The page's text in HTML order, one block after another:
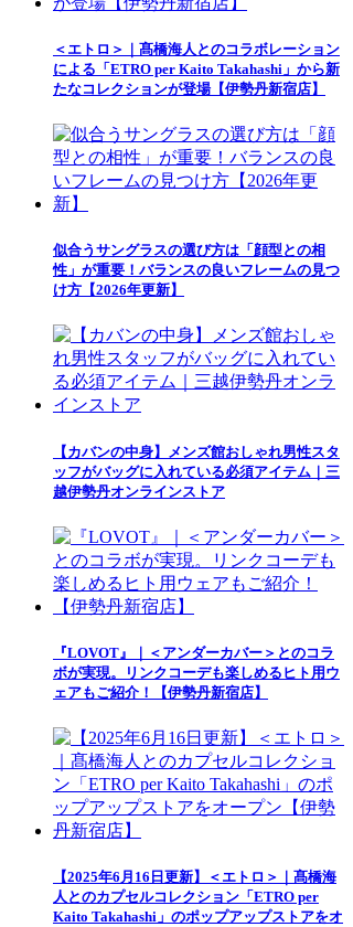
＜エトロ＞｜髙橋海人とのコラボレーション
による「ETRO per Kaito Takahashi」から新
たなコレクションが登場【伊勢丹新宿店】
似合うサングラスの選び方は「顔型との相
性」が重要！バランスの良いフレームの見つ
け方【2026年更新】
【カバンの中身】メンズ館おしゃれ男性スタ
ッフがバッグに入れている必須アイテム｜三
越伊勢丹オンラインストア
『LOVOT』｜＜アンダーカバー＞とのコラ
ボが実現。リンクコーデも楽しめるヒト用ウ
ェアもご紹介！【伊勢丹新宿店】
【2025年6月16日更新】＜エトロ＞｜髙橋海
人とのカプセルコレクション「ETRO per
Kaito Takahashi」のポップアップストアをオ